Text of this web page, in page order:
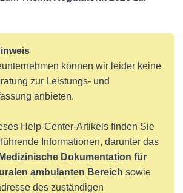
können wir leider keine
zur Leistungs- und
anbieten.
Help-Center-Artikels finden Sie
Informationen, darunter das
Dokumentation für
ambulanten Bereich sowie
des zuständigen